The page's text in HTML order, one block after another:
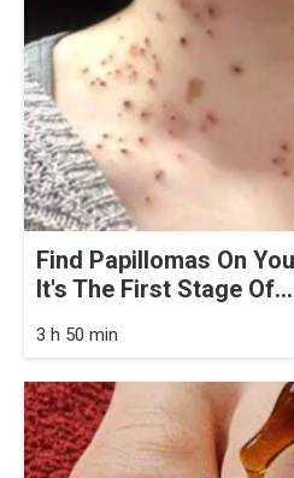
Find Papillomas On
It's The First Stage Of...
3 h 50 min